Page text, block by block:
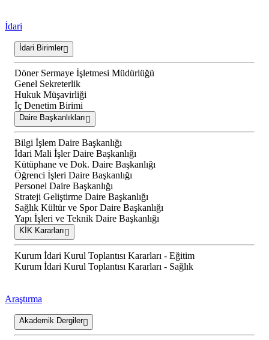
İdari
İdari Birimler
Döner Sermaye İşletmesi Müdürlüğü
Genel Sekreterlik
Hukuk Müşavirliği
İç Denetim Birimi
Daire Başkanlıkları
Bilgi İşlem Daire Başkanlığı
İdari Mali İşler Daire Başkanlığı
Kütüphane ve Dok. Daire Başkanlığı
Öğrenci İşleri Daire Başkanlığı
Personel Daire Başkanlığı
Strateji Geliştirme Daire Başkanlığı
Sağlık Kültür ve Spor Daire Başkanlığı
Yapı İşleri ve Teknik Daire Başkanlığı
KİK Kararları
Kurum İdari Kurul Toplantısı Kararları - Eğitim
Kurum İdari Kurul Toplantısı Kararları - Sağlık
Araştırma
Akademik Dergiler